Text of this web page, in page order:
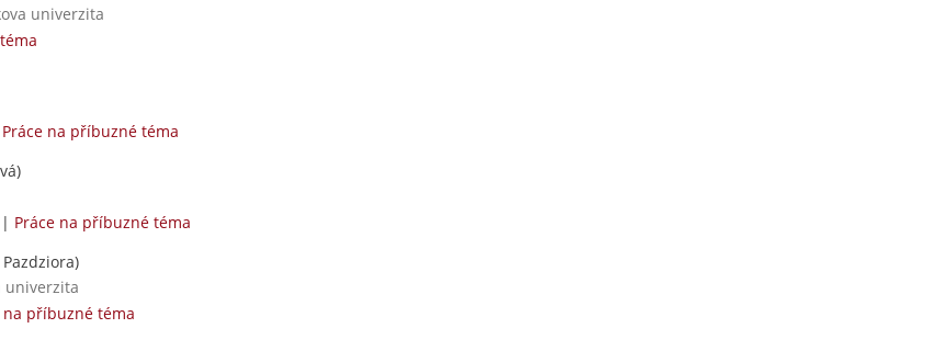
univerzita
Práce na příbuzné téma
| Práce na příbuzné téma
Pazdziora)
univerzita
na příbuzné téma